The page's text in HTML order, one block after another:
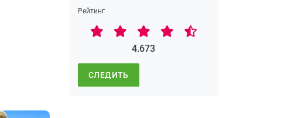
Рейтинг
4.673
СЛЕДИТЬ